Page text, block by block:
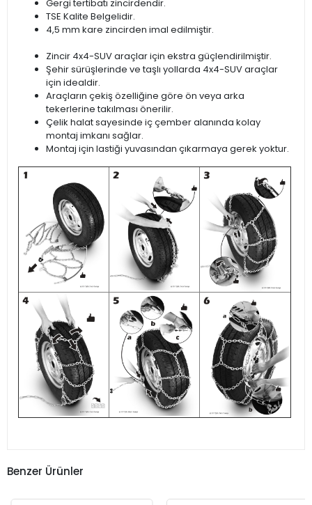
Gergi tertibatı zincirdendir.
TSE Kalite Belgelidir.
4,5 mm kare zincirden imal edilmiştir.
Zincir 4x4-SUV araçlar için ekstra güçlendirilmiştir.
Şehir sürüşlerinde ve taşlı yollarda 4x4-SUV araçlar
için idealdir.
Araçların çekiş özelliğine göre ön veya arka
tekerlerine takılması önerilir.
Çelik halat sayesinde iç çember alanında kolay
montaj imkanı sağlar.
Montaj için lastiği yuvasından çıkarmaya gerek yoktur.
Benzer Ürünler